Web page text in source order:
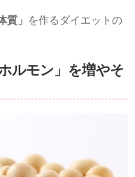
質」 を作るダイエットの
ルモン」を増やそ